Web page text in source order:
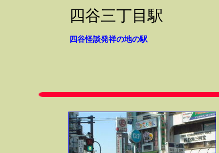
四谷三丁目駅
四谷怪談発祥の地の駅